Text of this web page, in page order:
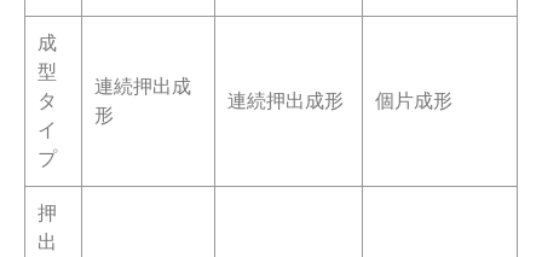
成
型
タ
イ
プ
連続押出成
形
連続押出成形 個片成形
押
出